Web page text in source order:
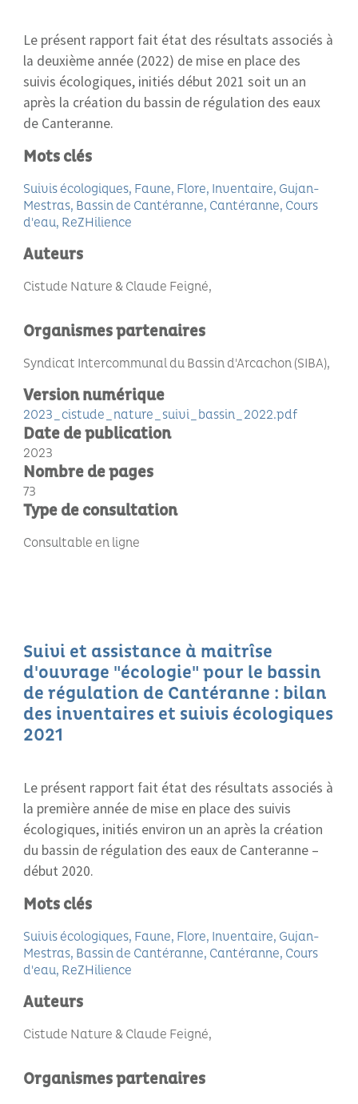
Le présent rapport fait état des résultats associés à
la deuxième année (2022) de mise en place des
suivis écologiques, initiés début 2021 soit un an
après la création du bassin de régulation des eaux
de Canteranne.
Mots clés
Suivis écologiques Faune Flore Inventaire Gujan-
Mestras Bassin de Cantéranne Cantéranne Cours
d'eau ReZHilience
Auteurs
Cistude Nature & Claude Feigné
Organismes partenaires
Syndicat Intercommunal du Bassin d'Arcachon (SIBA)
Version numérique
2023_cistude_nature_suivi_bassin_2022.pdf
Date de publication
2023
Nombre de pages
73
Type de consultation
Consultable en ligne
Suivi et assistance à maitrîse
d'ouvrage "écologie" pour le bassin
de régulation de Cantéranne : bilan
des inventaires et suivis écologiques
2021
Le présent rapport fait état des résultats associés à
la première année de mise en place des suivis
écologiques, initiés environ un an après la création
du bassin de régulation des eaux de Canteranne –
début 2020.
Mots clés
Suivis écologiques Faune Flore Inventaire Gujan-
Mestras Bassin de Cantéranne Cantéranne Cours
d'eau ReZHilience
Auteurs
Cistude Nature & Claude Feigné
Organismes partenaires